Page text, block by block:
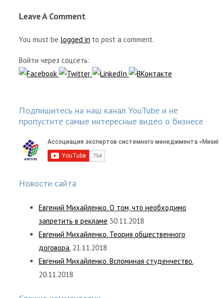
Leave A Comment
You must be logged in to post a comment.
Войти через соцсеть:
Подпишитесь на наш канал YouTube и не
пропустите самые интересные видео о бизнесе
Новости сайта
Евгений Михайленко. О том, что необходимо
запретить в рекламе 30.11.2018
Евгений Михайленко. Теория общественного
договора. 21.11.2018
Евгений Михайленко. Вспоминая студенчество.
20.11.2018